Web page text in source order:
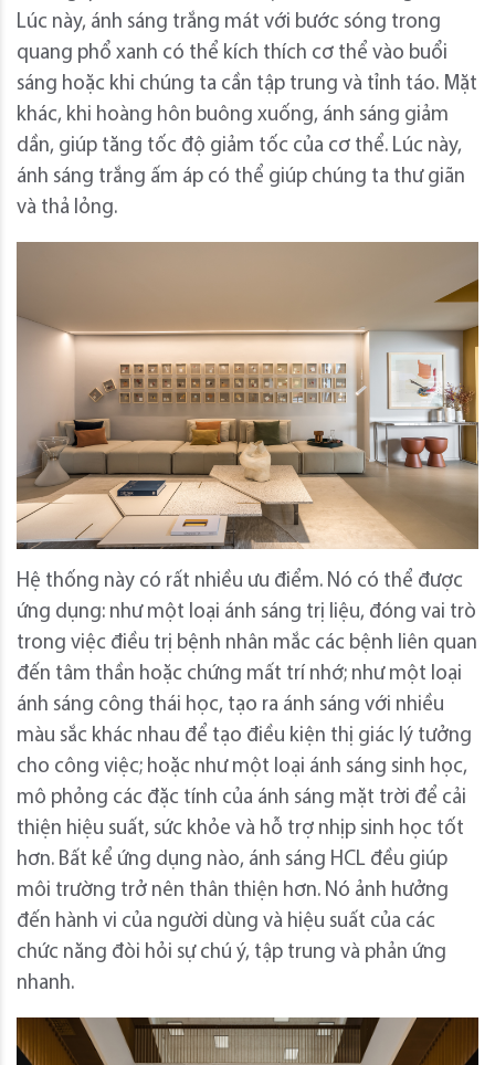
Lúc này, ánh sáng trắng mát với bước sóng trong
quang phổ xanh có thể kích thích cơ thể vào buổi
sáng hoặc khi chúng ta cần tập trung và tỉnh táo. Mặt
khác, khi hoàng hôn buông xuống, ánh sáng giảm
dần, giúp tăng tốc độ giảm tốc của cơ thể. Lúc này,
ánh sáng trắng ấm áp có thể giúp chúng ta thư giãn
và thả lỏng.
Hệ thống này có rất nhiều ưu điểm. Nó có thể được
ứng dụng: như một loại ánh sáng trị liệu, đóng vai trò
trong việc điều trị bệnh nhân mắc các bệnh liên quan
đến tâm thần hoặc chứng mất trí nhớ; như một loại
ánh sáng công thái học, tạo ra ánh sáng với nhiều
màu sắc khác nhau để tạo điều kiện thị giác lý tưởng
cho công việc; hoặc như một loại ánh sáng sinh học,
mô phỏng các đặc tính của ánh sáng mặt trời để cải
thiện hiệu suất, sức khỏe và hỗ trợ nhịp sinh học tốt
hơn. Bất kể ứng dụng nào, ánh sáng HCL đều giúp
môi trường trở nên thân thiện hơn. Nó ảnh hưởng
đến hành vi của người dùng và hiệu suất của các
chức năng đòi hỏi sự chú ý, tập trung và phản ứng
nhanh.